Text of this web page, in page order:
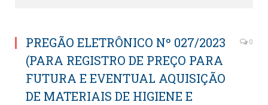
PREGÃO ELETRÔNICO Nº 027/2023
(PARA REGISTRO DE PREÇO PARA
FUTURA E EVENTUAL AQUISIÇÃO
DE MATERIAIS DE HIGIENE E
0